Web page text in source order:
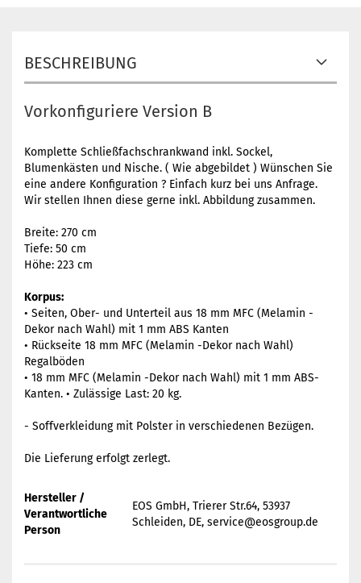
BESCHREIBUNG
Vorkonfiguriere Version B
Komplette Schließfachschrankwand inkl. Sockel,
Blumenkästen und Nische. ( Wie abgebildet ) Wünschen Sie
eine andere Konfiguration ? Einfach kurz bei uns Anfrage.
Wir stellen Ihnen diese gerne inkl. Abbildung zusammen.
Breite: 270 cm
Tiefe: 50 cm
Höhe: 223 cm
Korpus:
• Seiten, Ober- und Unterteil aus 18 mm MFC (Melamin -
Dekor nach Wahl) mit 1 mm ABS Kanten
• Rückseite 18 mm MFC (Melamin -Dekor nach Wahl)
Regalböden
• 18 mm MFC (Melamin -Dekor nach Wahl) mit 1 mm ABS-
Kanten. • Zulässige Last: 20 kg.
- Soffverkleidung mit Polster in verschiedenen Bezügen.
Die Lieferung erfolgt zerlegt.
Hersteller /
Verantwortliche
Person
EOS GmbH, Trierer Str.64, 53937
Schleiden, DE, service@eosgroup.de